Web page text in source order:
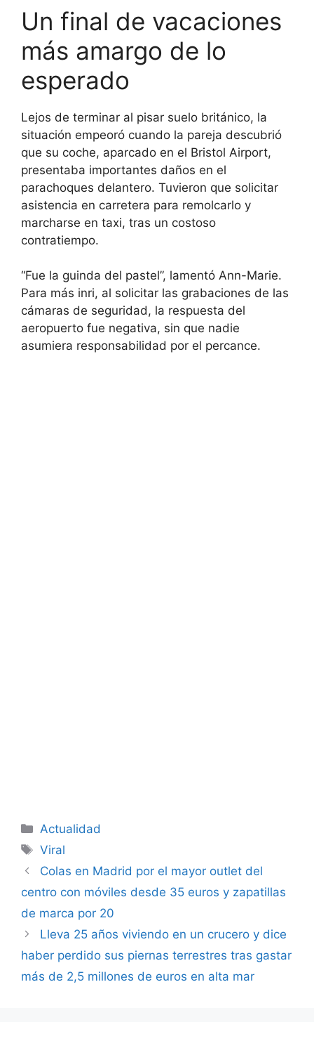
Un final de vacaciones
más amargo de lo
esperado
Lejos de terminar al pisar suelo británico, la
situación empeoró cuando la pareja descubrió
que su coche, aparcado en el Bristol Airport,
presentaba importantes daños en el
parachoques delantero. Tuvieron que solicitar
asistencia en carretera para remolcarlo y
marcharse en taxi, tras un costoso
contratiempo.
“Fue la guinda del pastel”, lamentó Ann-Marie.
Para más inri, al solicitar las grabaciones de las
cámaras de seguridad, la respuesta del
aeropuerto fue negativa, sin que nadie
asumiera responsabilidad por el percance.
Categorías
Actualidad
Etiquetas
Viral
Colas en Madrid por el mayor outlet del
centro con móviles desde 35 euros y zapatillas
de marca por 20
Lleva 25 años viviendo en un crucero y dice
haber perdido sus piernas terrestres tras gastar
más de 2,5 millones de euros en alta mar